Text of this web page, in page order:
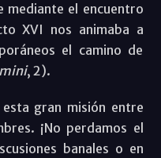
mediante el encuentro
XVI nos animaba a
el camino de
, 2).
gran misión entre
¡No perdamos el
banales o en